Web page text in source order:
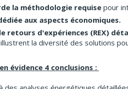
la méthodologie requisepour
aux aspects économiques.
retours d'expériences (REX)
la diversité des solutions
évidence 4 conclusions :